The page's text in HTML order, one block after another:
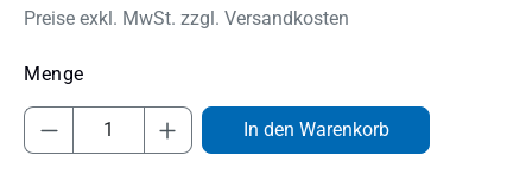
Preise exkl. MwSt. zzgl. Versandkosten
Produkt Anzahl: Gib den gewünschten
In den Warenkorb